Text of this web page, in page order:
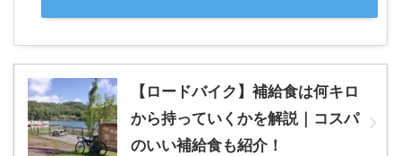
【ロードバイク】補給食は何キロ
から持っていくかを解説｜コスパ
のいい補給食も紹介！